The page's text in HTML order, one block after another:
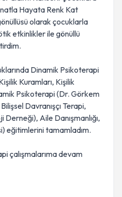
Hayata Renk Kat
olarak çocuklarla
etkinlikler ile gönüllü
Dinamik Psikoterapi
Kuramları, Kişilik
Psikoterapi (Dr. Görkem
Davranışçı Terapi,
Aile Danışmanlığı,
eğitimlerini tamamladım.
çalışmalarıma devam